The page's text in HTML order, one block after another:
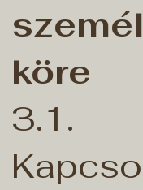
köre
3.1.